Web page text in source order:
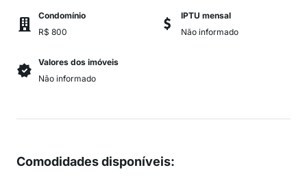
Condomínio
R$ 800
IPTU mensal
Não informado
Valores dos imóveis
Não informado
Comodidades disponíveis: